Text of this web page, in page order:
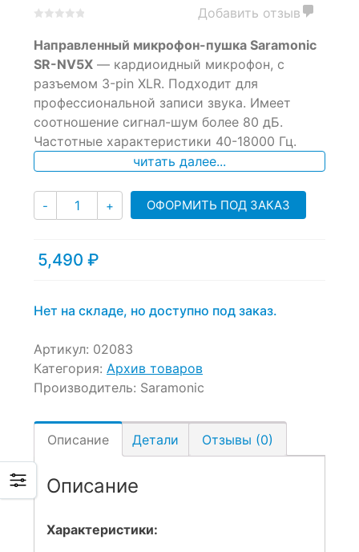
out
of
on
customer
ratings
Добавить отзыв
Направленный микрофон-пушка Saramonic
SR-NV5X — кардиоидный микрофон, с
разъемом 3-pin XLR. Подходит для
профессиональной записи звука. Имеет
соотношение сигнал-шум более 80 дБ.
Частотные характеристики 40-18000 Гц.
читать далее...
- Количество
+ ОФОРМИТЬ ПОД ЗАКАЗ
5,490 ₽
Нет на складе, но доступно под заказ.
Артикул: 02083
Категория: Архив товаров
Производитель: Saramonic
Описание Детали Отзывы (0)
Описание
Характеристики: